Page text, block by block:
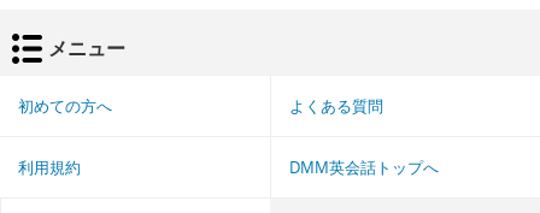
メニュー
初めての方へ よくある質問
利用規約 DMM英会話トップへ